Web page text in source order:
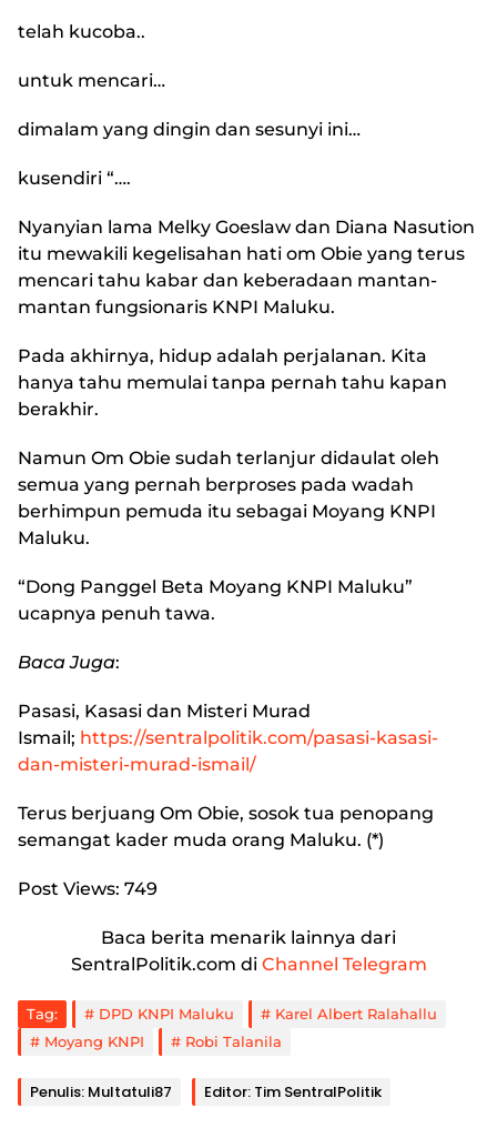
telah kucoba..
untuk mencari…
dimalam yang dingin dan sesunyi ini…
kusendiri “….
Nyanyian lama Melky Goeslaw dan Diana Nasution
itu mewakili kegelisahan hati om Obie yang terus
mencari tahu kabar dan keberadaan mantan-
mantan fungsionaris KNPI Maluku.
Pada akhirnya, hidup adalah perjalanan. Kita
hanya tahu memulai tanpa pernah tahu kapan
berakhir.
Namun Om Obie sudah terlanjur didaulat oleh
semua yang pernah berproses pada wadah
berhimpun pemuda itu sebagai Moyang KNPI
Maluku.
“Dong Panggel Beta Moyang KNPI Maluku”
ucapnya penuh tawa.
Baca Juga:
Pasasi, Kasasi dan Misteri Murad
Ismail; https://sentralpolitik.com/pasasi-kasasi-
dan-misteri-murad-ismail/
Terus berjuang Om Obie, sosok tua penopang
semangat kader muda orang Maluku. (*)
Post Views: 749
Baca berita menarik lainnya dari
SentralPolitik.com di Channel Telegram
Tag: DPD KNPI Maluku
Karel Albert Ralahallu
Moyang KNPI
Robi Talanila
Penulis: Multatuli87 Editor: Tim SentralPolitik